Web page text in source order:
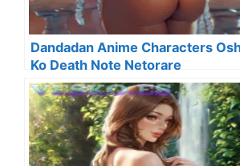
Dandadan Anime Characters
Ko Death Note Netorare